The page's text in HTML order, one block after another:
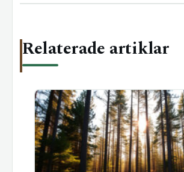
Relaterade artiklar